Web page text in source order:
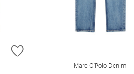
ZUR WUNSCHLISTE HINZUFÜGEN
Marc O'Polo Denim